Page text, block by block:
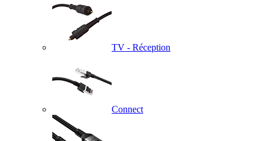
TV - Réception
Connect